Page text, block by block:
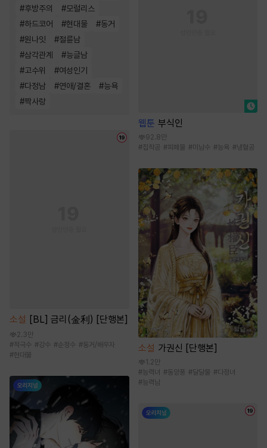
#후방주의 #모럴리스
#하드코어 #현대물 #동거
#원나잇 #절륜남
#삼각관계 #능글남
#고수위 #여성인기
#다정남 #연애/결혼 #능욕
#짝사랑
소설 [BL] 금리(金利) [단행본]
2.3만
#적극수 #강수 #순정수 #동거/배우자
#현대물
웹툰 부식인
92.8만
#집착공 #피폐물 #미남수 #능욕 #냉혈공
소설 가권신 [단행본]
1.2만
#능력녀 #동양풍 #달달물 #다정녀
#능력남